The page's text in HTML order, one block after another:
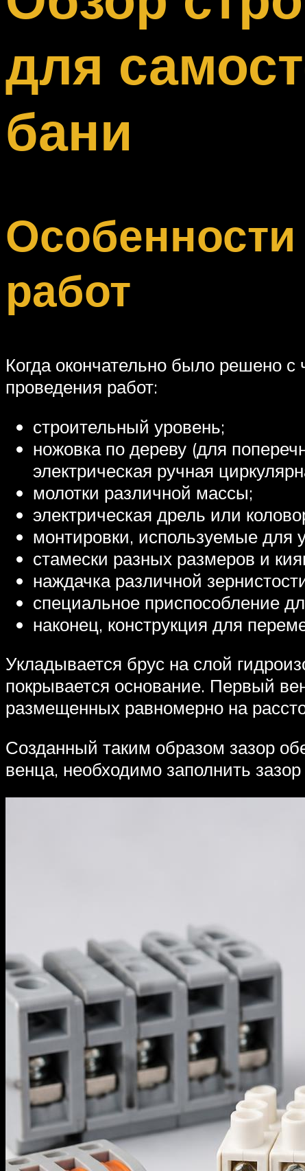
для
бани
работ
Когда окончательно было решено с
проведения работ:
строительный уровень;
ножовка по дереву (для
электрическая ручная
молотки различной массы;
электрическая дрель или
монтировки, используемые для
стамески разных размеров и
наждачка различной
специальное приспособление
наконец, конструкция для
Укладывается брус на слой
покрывается основание. Первый
размещенных равномерно на
Созданный таким образом зазор
венца, необходимо заполнить